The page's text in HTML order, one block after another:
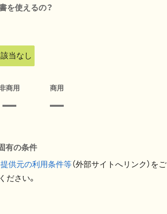
を使えるの？
該当なし
商用 商用
有の条件
供元の利用条件等（外部サイトへリンク）をご
ださい。